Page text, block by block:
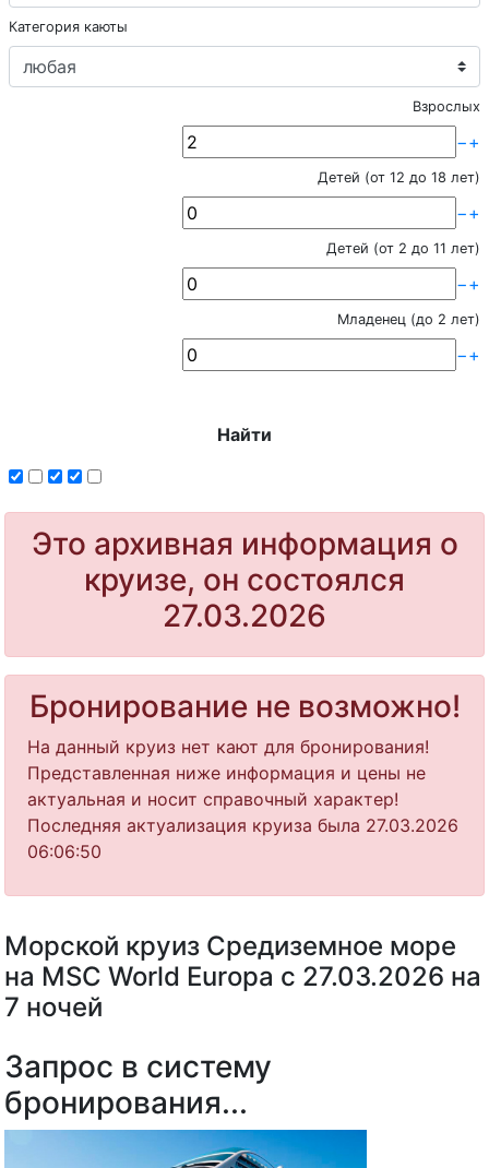
Категория каюты
Взрослых
−+
Детей (от 12 до 18 лет)
−+
Детей (от 2 до 11 лет)
−+
Младенец (до 2 лет)
−+
Найти
Это архивная информация о
круизе, он состоялся
27.03.2026
Бронирование не возможно!
На данный круиз нет кают для бронирования!
Представленная ниже информация и цены не
актуальная и носит справочный характер!
Последняя актуализация круиза была 27.03.2026
06:06:50
Морской круиз Средиземное море
на MSC World Europa с 27.03.2026 на
7 ночей
Запрос в систему
бронирования...